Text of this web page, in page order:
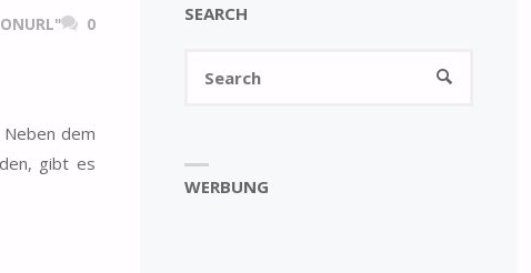
0
Neben dem
gibt es
SEARCH
SEARCH
WERBUNG